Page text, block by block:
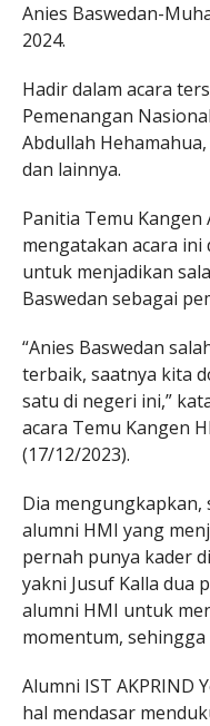
Anies Baswedan-
2024.
Hadir dalam acara
Pemenangan
Abdullah
dan lainnya.
Panitia Temu
mengatakan acara
untuk menjadikan
Baswedan sebagai
“Anies Baswedan
terbaik, saatnya kita
satu di negeri ini,”
acara Temu Kangen
(17/12/2023).
Dia mengungkapkan,
alumni HMI yang
pernah punya kader
yakni Jusuf Kalla dua
alumni HMI untuk
momentum, sehingga
Alumni IST AKPRIND
hal mendasar